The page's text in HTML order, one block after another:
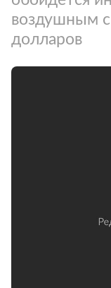
воздушным
долларов